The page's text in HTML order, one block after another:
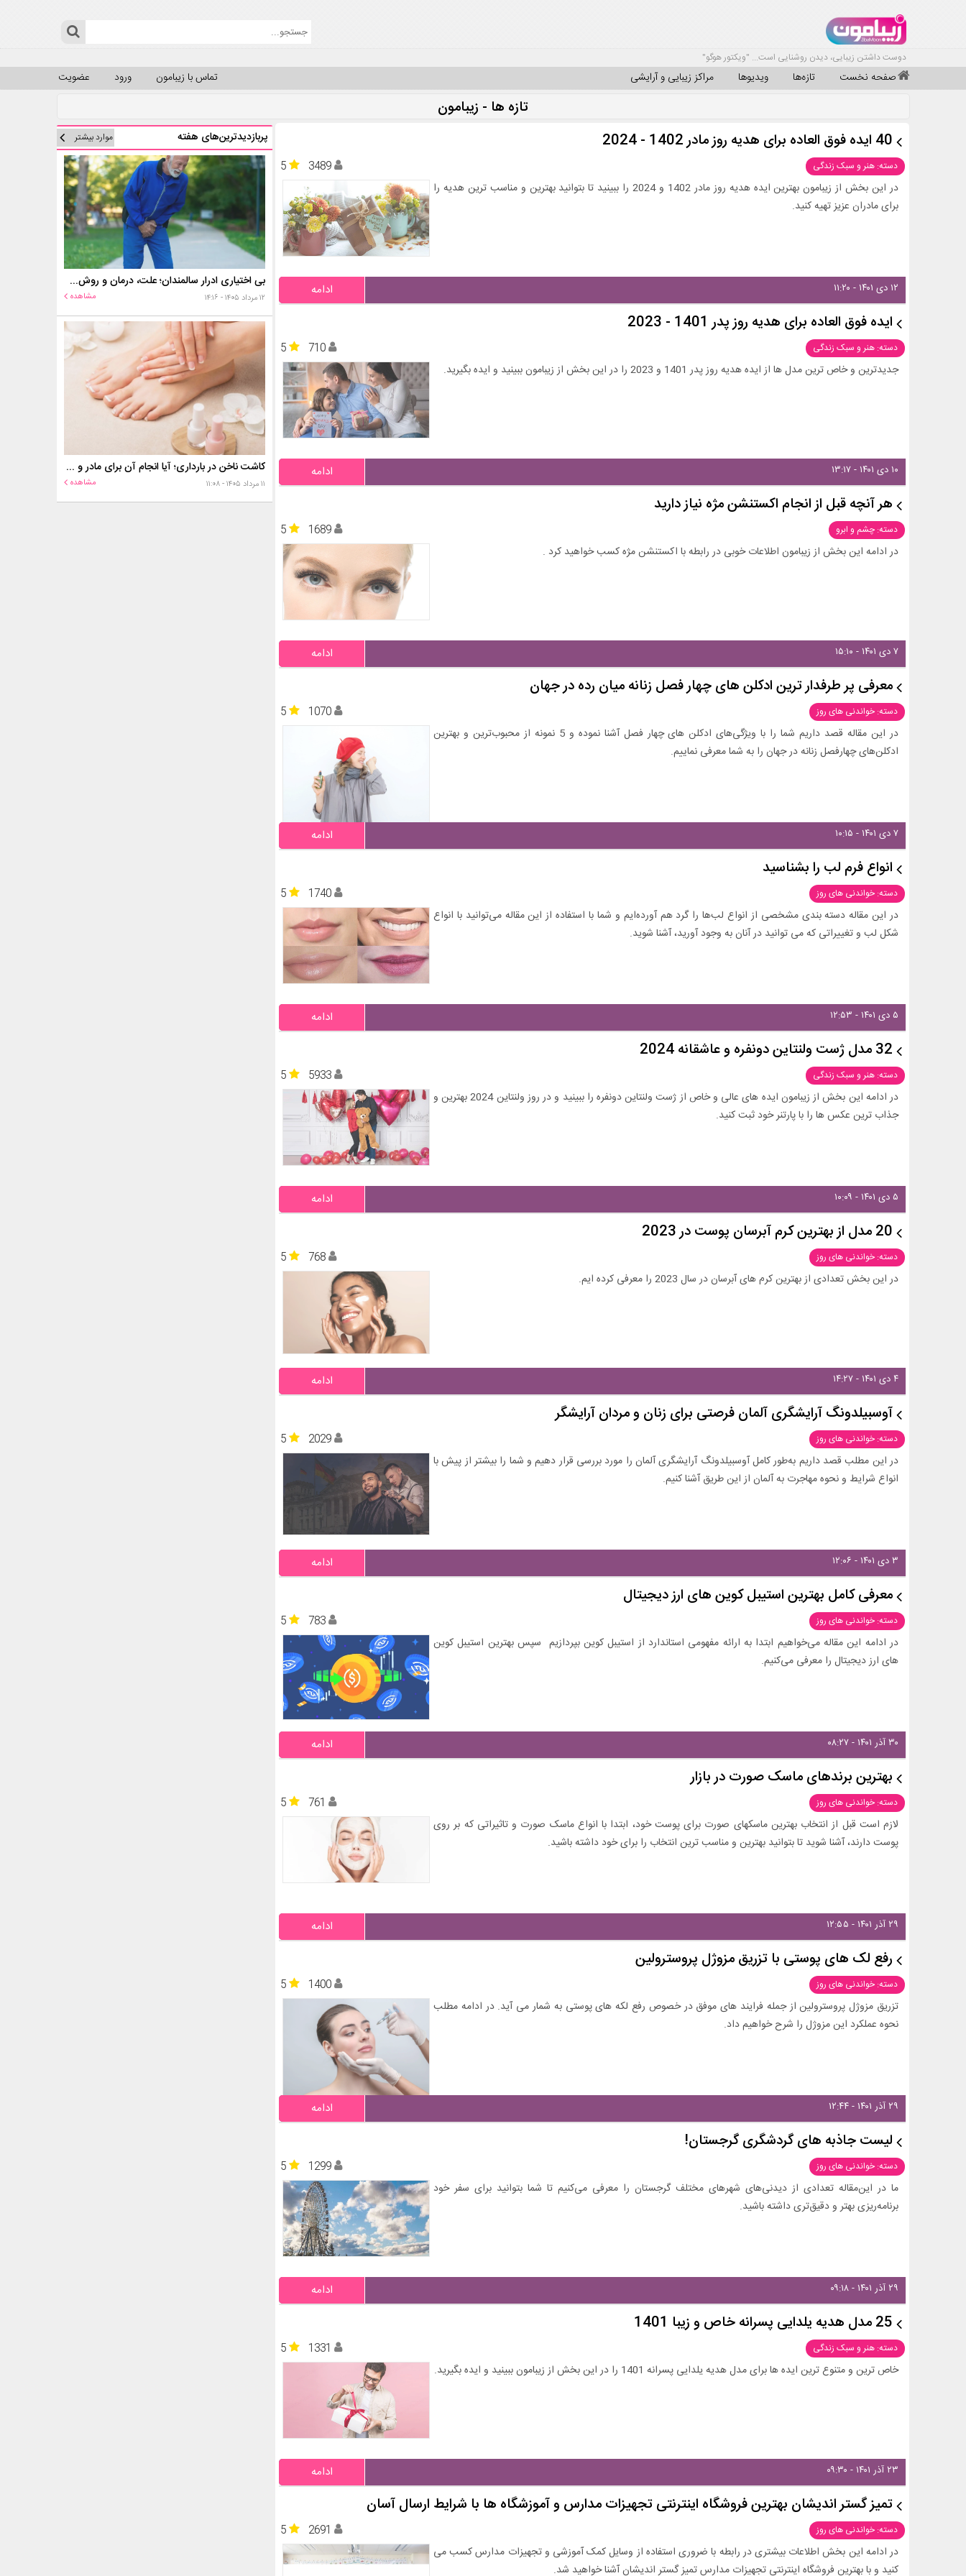
دوست داشتن زیبایی، دیدن روشنایی است... "ویکتور هوگو"
صفحه نخست تازه‌ها ویدیوها مراکز زیبایی و آرایشی عضویت ورود تماس با زیبامون
تازه ها - زیبامون
40 ایده فوق العاده برای هدیه روز مادر 1402 - 2024
دسته: هنر و سبک زندگی 5
3489
در این بخش از زیبامون بهترین ایده هدیه روز مادر 1402 و 2024 را ببینید تا بتوانید بهترین و مناسب ترین هدیه را
برای مادران عزیز تهیه کنید.
۱۲ دی ۱۴۰۱ - ۱۱:۲۰ ادامه
ایده فوق العاده برای هدیه روز پدر 1401 - 2023
دسته: هنر و سبک زندگی 5
710
جدیدترین و خاص ترین مدل ها از ایده هدیه روز پدر 1401 و 2023 را در این بخش از زیبامون ببینید و ایده بگیرید.
۱۰ دی ۱۴۰۱ - ۱۳:۱۷ ادامه
هر آنچه قبل از انجام اکستنشن مژه نیاز دارید
دسته: چشم و ابرو 5
1689
در ادامه این بخش از زیبامون اطلاعات خوبی در رابطه با اکستنشن مژه کسب خواهید کرد .
۷ دی ۱۴۰۱ - ۱۵:۱۰ ادامه
معرفی پر طرفدار ترین ادکلن های چهار فصل زنانه میان رده در جهان
دسته: خواندنی های روز 5
1070
در این مقاله قصد داریم شما را با ویژگی‌های ادکلن های چهار فصل آشنا نموده و 5 نمونه از محبوب‌ترین و بهترین
ادکلن‌های چهارفصل زنانه در جهان را به شما معرفی نماییم.
۷ دی ۱۴۰۱ - ۱۰:۱۵ ادامه
انواع فرم لب را بشناسید
دسته: خواندنی های روز 5
1740
در این مقاله دسته بندی مشخصی از انواع لب‌ها را گرد هم آورده‌ایم و شما با استفاده از این مقاله می‌توانید با انواع
شکل لب و تغییراتی که می توانید در آنان به وجود آورید، آشنا شوید.
۵ دی ۱۴۰۱ - ۱۲:۵۳ ادامه
32 مدل ژست ولنتاین دونفره و عاشقانه 2024
دسته: هنر و سبک زندگی 5
5933
در ادامه این بخش از زیبامون ایده های عالی و خاص از ژست ولنتاین دونفره را ببینید و در روز ولنتاین 2024 بهترین و
جذاب ترین عکس ها را با پارتنر خود ثبت کنید.
۵ دی ۱۴۰۱ - ۱۰:۰۹ ادامه
20 مدل از بهترین کرم آبرسان پوست در 2023
دسته: خواندنی های روز 5
768
در این بخش تعدادی از بهترین کرم های آبرسان در سال 2023 را معرفی کرده ایم.
۴ دی ۱۴۰۱ - ۱۴:۲۷ ادامه
آوسبیلدونگ آرایشگری آلمان فرصتی برای زنان و مردان آرایشگر
دسته: خواندنی های روز 5
2029
در این مطلب قصد داریم به‌طور کامل آوسبیلدونگ آرایشگری آلمان را مورد بررسی قرار دهیم و شما را بیشتر از پیش با
انواع شرایط و نحوه مهاجرت به آلمان از این طریق آشنا کنیم.
۳ دی ۱۴۰۱ - ۱۲:۰۶ ادامه
معرفی کامل بهترین استیبل کوین های ارز دیجیتال
دسته: خواندنی های روز 5
783
در ادامه این مقاله می‌خواهیم ابتدا به ارائه مفهومی استاندارد از استیبل کوین بپردازیم سپس بهترین استیبل کوین‌
های ارز دیجیتال را معرفی می‌کنیم.
۳۰ آذر ۱۴۰۱ - ۰۸:۲۷ ادامه
بهترین برندهای ماسک صورت در بازار
دسته: خواندنی های روز 5
761
لازم است قبل از انتخاب بهترین ماسکهای صورت برای پوست خود، ابتدا با انواع ماسک صورت و تاثیراتی که بر روی
پوست دارند، آشنا شوید تا بتوانید بهترین و مناسب ترین انتخاب را برای خود داشته باشید.
۲۹ آذر ۱۴۰۱ - ۱۲:۵۵ ادامه
رفع لک های پوستی با تزریق مزوژل پروسترولین
دسته: خواندنی های روز 5
1400
تزریق مزوژل پروسترولین از جمله فرایند های موفق در خصوص رفع لکه های پوستی به شمار می آید. در ادامه مطلب
نحوه عملکرد این مزوژل را شرح خواهیم داد.
۲۹ آذر ۱۴۰۱ - ۱۲:۴۴ ادامه
لیست جاذبه های گردشگری گرجستان!
دسته: خواندنی های روز 5
1299
ما در این‌مقاله تعدادی از دیدنی‌های شهر‌های مختلف گرجستان را معرفی می‌کنیم تا شما بتوانید برای سفر خود
برنامه‌ریزی بهتر و دقیق‌تری داشته باشید.
۲۹ آذر ۱۴۰۱ - ۰۹:۱۸ ادامه
25 مدل هدیه یلدایی پسرانه خاص و زیبا 1401
دسته: هنر و سبک زندگی 5
1331
خاص ترین و متنوع ترین ایده ها برای مدل هدیه یلدایی پسرانه 1401 را در این بخش از زیبامون ببینید و ایده بگیرید.
۲۳ آذر ۱۴۰۱ - ۰۹:۳۰ ادامه
تمیز گستر اندیشان بهترین فروشگاه اینترنتی تجهیزات مدارس و آموزشگاه ها با شرایط ارسال آسان
دسته: خواندنی های روز 5
2691
در ادامه این بخش اطلاعات بیشتری در رابطه با ضروری استفاده از وسایل کمک آموزشی و تجهیزات مدارس کسب می
کنید و با بهترین فروشگاه اینترنتی تجهیزات مدارس تمیز گستر اندیشان آشنا خواهید شد.
پربازدیدترین‌های هفته موارد بیشتر
بی اختیاری ادرار سالمندان؛ علت، درمان و روش‌های کنترل در منزل
۱۲ مرداد ۱۴۰۵ - ۱۴:۱۶ مشاهده
کاشت ناخن در بارداری؛ آیا انجام آن برای مادر و جنین خطر دارد؟
۱۱ مرداد ۱۴۰۵ - ۱۱:۰۸ مشاهده